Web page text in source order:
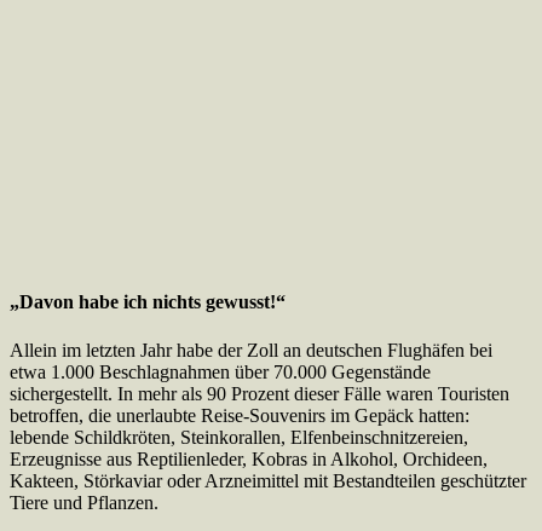
„Davon habe ich nichts gewusst!“
Allein im letzten Jahr habe der Zoll an deutschen Flughäfen bei
etwa 1.000 Beschlagnahmen über 70.000 Gegenstände
sichergestellt. In mehr als 90 Prozent dieser Fälle waren Touristen
betroffen, die unerlaubte Reise-Souvenirs im Gepäck hatten:
lebende Schildkröten, Steinkorallen, Elfenbeinschnitzereien,
Erzeugnisse aus Reptilienleder, Kobras in Alkohol, Orchideen,
Kakteen, Störkaviar oder Arzneimittel mit Bestandteilen geschützter
Tiere und Pflanzen.